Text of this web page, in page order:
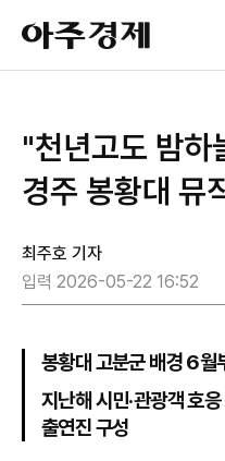
아
주
경
"천년고도 밤
경주 봉황대 뮤
최주호 기자
입력 2026-05-22 16:52
봉황대 고분군 배경 6
지난해 시민·관광객 호
출연진 구성